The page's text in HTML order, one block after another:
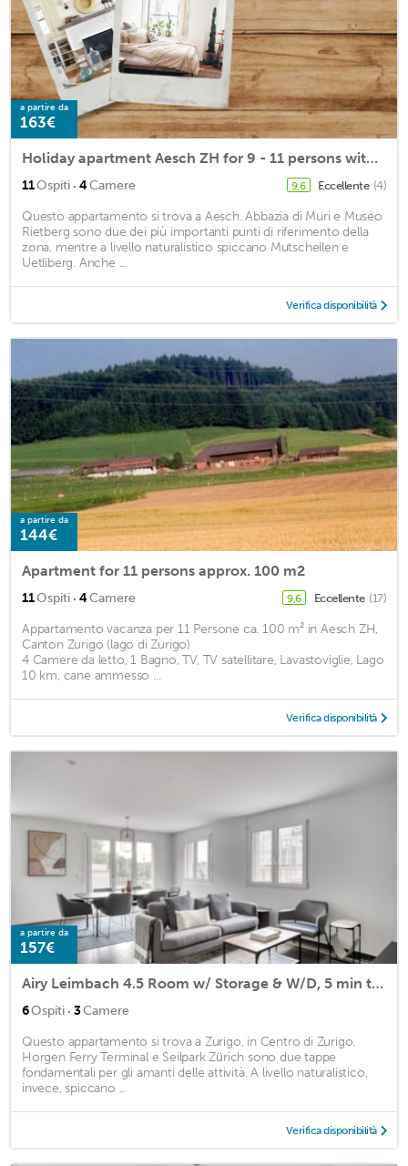
a partire da
163€
Holiday apartment Aesch ZH for 9 - 11 persons with 4 bedrooms - Holiday apartment
11Ospiti · 4Camere 9,6 Eccellente (4)
Questo appartamento si trova a Aesch. Abbazia di Muri e Museo
Rietberg sono due dei più importanti punti di riferimento della
zona, mentre a livello naturalistico spiccano Mutschellen e
Uetliberg. Anche ...
Verifica disponibilità
a partire da
144€
Apartment for 11 persons approx. 100 m2
11Ospiti · 4Camere 9,6 Eccellente (17)
Appartamento vacanza per 11 Persone ca. 100 m² in Aesch ZH,
Canton Zurigo (lago di Zurigo)
4 Camere da letto, 1 Bagno, TV, TV satellitare, Lavastoviglie, Lago
10 km, cane ammesso ...
Verifica disponibilità
a partire da
157€
Airy Leimbach 4.5 Room w/ Storage & W/D, 5 min to Market, by Blueground
6Ospiti · 3Camere
Questo appartamento si trova a Zurigo, in Centro di Zurigo.
Horgen Ferry Terminal e Seilpark Zürich sono due tappe
fondamentali per gli amanti delle attività. A livello naturalistico,
invece, spiccano ...
Verifica disponibilità